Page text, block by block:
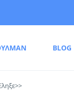
BLOG